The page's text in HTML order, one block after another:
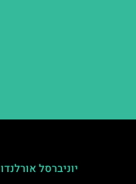
יוניברסל אורלנדו